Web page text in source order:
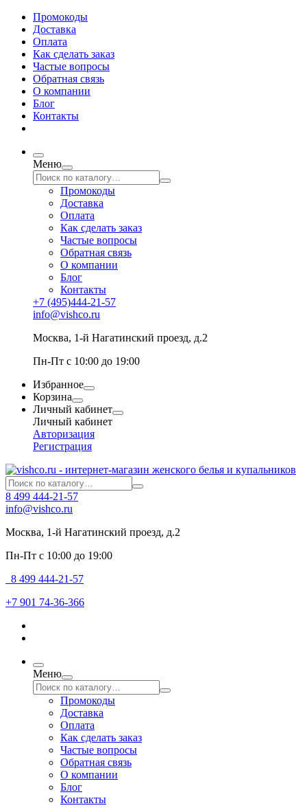
Промокоды
Доставка
Оплата
Как сделать заказ
Частые вопросы
Обратная связь
О компании
Блог
Контакты
Меню
Промокоды
Доставка
Оплата
Как сделать заказ
Частые вопросы
Обратная связь
О компании
Блог
Контакты
+7 (495)444-21-57
info@vishco.ru
Москва, 1-й Нагатинский проезд, д.2
Пн-Пт с 10:00 до 19:00
Избранное
Корзина
Личный кабинет
Личный кабинет
Авторизация
Регистрация
8 499 444-21-57
info@vishco.ru
Москва, 1-й Нагатинский проезд, д.2
Пн-Пт с 10:00 до 19:00
8 499 444-21-57
+7 901 74-36-366
Меню
Промокоды
Доставка
Оплата
Как сделать заказ
Частые вопросы
Обратная связь
О компании
Блог
Контакты